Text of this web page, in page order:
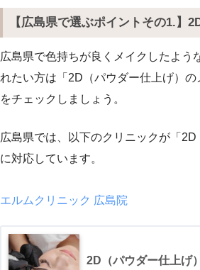
【広島県で選ぶポイントその1.】
広島県で色持ちが良くメイクしたよう
れたい方は「2D（パウダー仕上げ）の
をチェックしましょう。
広島県では、以下のクリニックが「2D
に対応しています。
エルムクリニック 広島院
2D（パウダー仕上げ